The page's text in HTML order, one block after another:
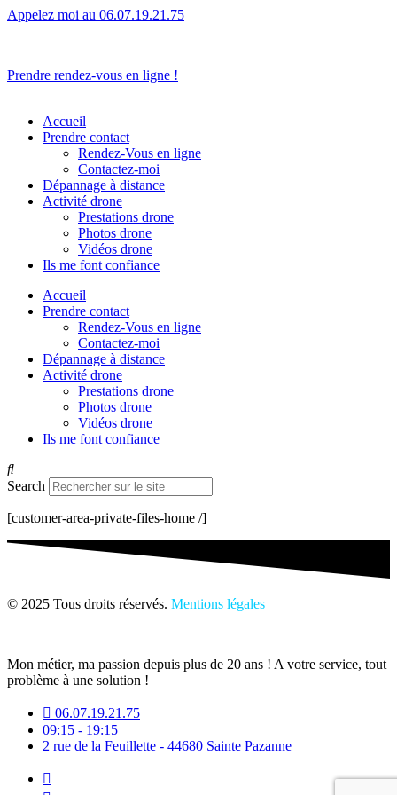
Appelez moi au 06.07.19.21.75
Prendre rendez-vous en ligne !
Accueil
Prendre contact
Rendez-Vous en ligne
Contactez-moi
Dépannage à distance
Activité drone
Prestations drone
Photos drone
Vidéos drone
Ils me font confiance
Accueil
Prendre contact
Rendez-Vous en ligne
Contactez-moi
Dépannage à distance
Activité drone
Prestations drone
Photos drone
Vidéos drone
Ils me font confiance
Search
[customer-area-private-files-home /]
© 2025 Tous droits réservés. Mentions légales
Mon métier, ma passion depuis plus de 20 ans ! A votre service, tout
problème à une solution !
06.07.19.21.75
09:15 - 19:15
2 rue de la Feuillette - 44680 Sainte Pazanne